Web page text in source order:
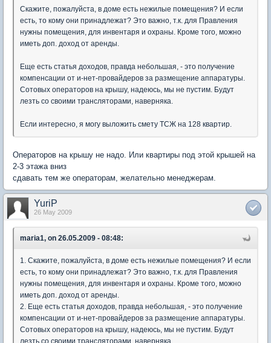
Скажите, пожалуйста, в доме есть нежилые помещения? И если
есть, то кому они принадлежат? Это важно, т.к. для Правления
нужны помещения, для инвентаря и охраны. Кроме того, можно
иметь доп. доход от аренды.
Еще есть статья доходов, правда небольшая, - это получение
компенсации от и-нет-провайдеров за размещение аппаратуры.
Сотовых операторов на крышу, надеюсь, мы не пустим. Будут
лезть со своими трансляторами, наверняка.
Если интересно, я могу выложить смету ТСЖ на 128 квартир.
Операторов на крышу не надо. Или квартиры под этой крышей на
2-3 этажа вниз
сдавать тем же операторам, желательно менеджерам.
YuriP
26 May 2009
maria1, on 26.05.2009 - 08:48:
1. Скажите, пожалуйста, в доме есть нежилые помещения? И если
есть, то кому они принадлежат? Это важно, т.к. для Правления
нужны помещения, для инвентаря и охраны. Кроме того, можно
иметь доп. доход от аренды.
2. Еще есть статья доходов, правда небольшая, - это получение
компенсации от и-нет-провайдеров за размещение аппаратуры.
Сотовых операторов на крышу, надеюсь, мы не пустим. Будут
лезть со своими трансляторами, наверняка.